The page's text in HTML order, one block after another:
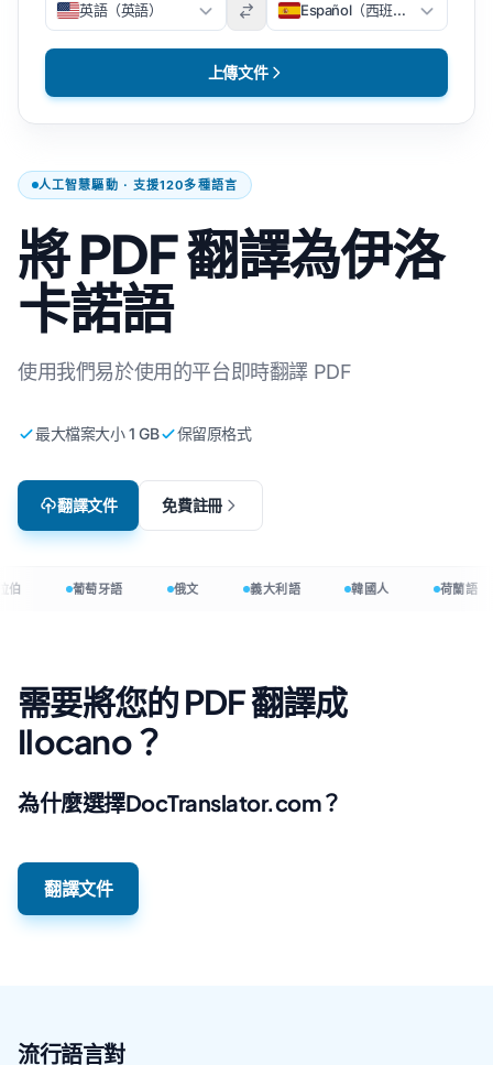
人工智慧驅動 · 支援120多種語言
將 PDF 翻譯為伊洛
卡諾語
使用我們易於使用的平台即時翻譯 PDF
最大檔案大小 1 GB 保留原格式
翻譯文件 免費註冊
英語（英語） Español（西班牙文）
上傳文件
伯 葡萄牙語 俄文 義大利語 韓國人 荷蘭語
需要將您的 PDF 翻譯成
Ilocano？
為什麼選擇DocTranslator.com？
翻譯文件
流行語言對